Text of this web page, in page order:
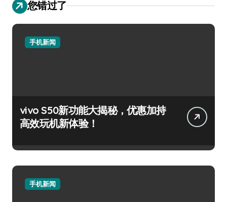
您错过了
手机新闻
vivo S50新功能大揭秘，优惠加持
高效玩机新体验！
手机新闻